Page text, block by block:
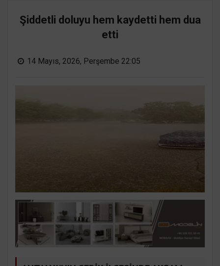
Şiddetli doluyu hem kaydetti hem dua
etti
14 Mayıs, 2026, Perşembe 22:05